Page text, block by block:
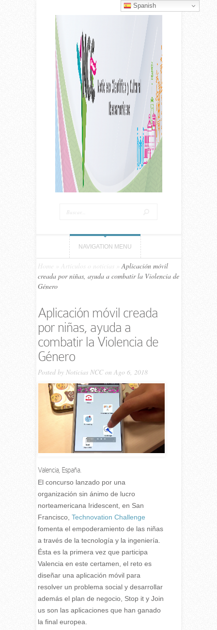
NAVIGATION MENU
Home Artículos o noticias
Aplicación móvil
creada por niñas, ayuda a combatir la Violencia de
Género
Aplicación móvil creada
por niñas, ayuda a
combatir la Violencia de
Género
Posted by Noticias NCCon Ago 6, 2018
Valencia, España.
El concurso lanzado por una
organización sin ánimo de lucro
norteamericana Iridescent, en San
Francisco, Technovation Challenge
fomenta el empoderamiento de las niñas
a través de la tecnología y la ingeniería.
Ésta es la primera vez que participa
Valencia en este certamen, el reto es
diseñar una aplicación móvil para
resolver un problema social y desarrollar
además el plan de negocio, Stop it y Join
us son las aplicaciones que han ganado
la final europea.
Spanish